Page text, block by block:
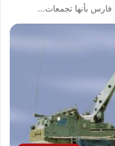
فارس بأنها تجمعات…